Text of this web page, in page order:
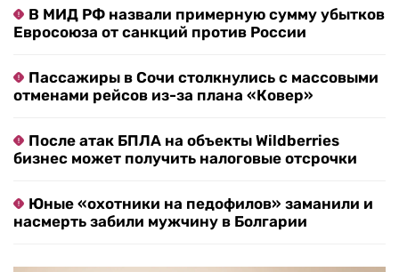
В МИД РФ назвали примерную сумму убытков
Евросоюза от санкций против России
Пассажиры в Сочи столкнулись с массовыми
отменами рейсов из-за плана «Ковер»
После атак БПЛА на объекты Wildberries
бизнес может получить налоговые отсрочки
Юные «охотники на педофилов» заманили и
насмерть забили мужчину в Болгарии